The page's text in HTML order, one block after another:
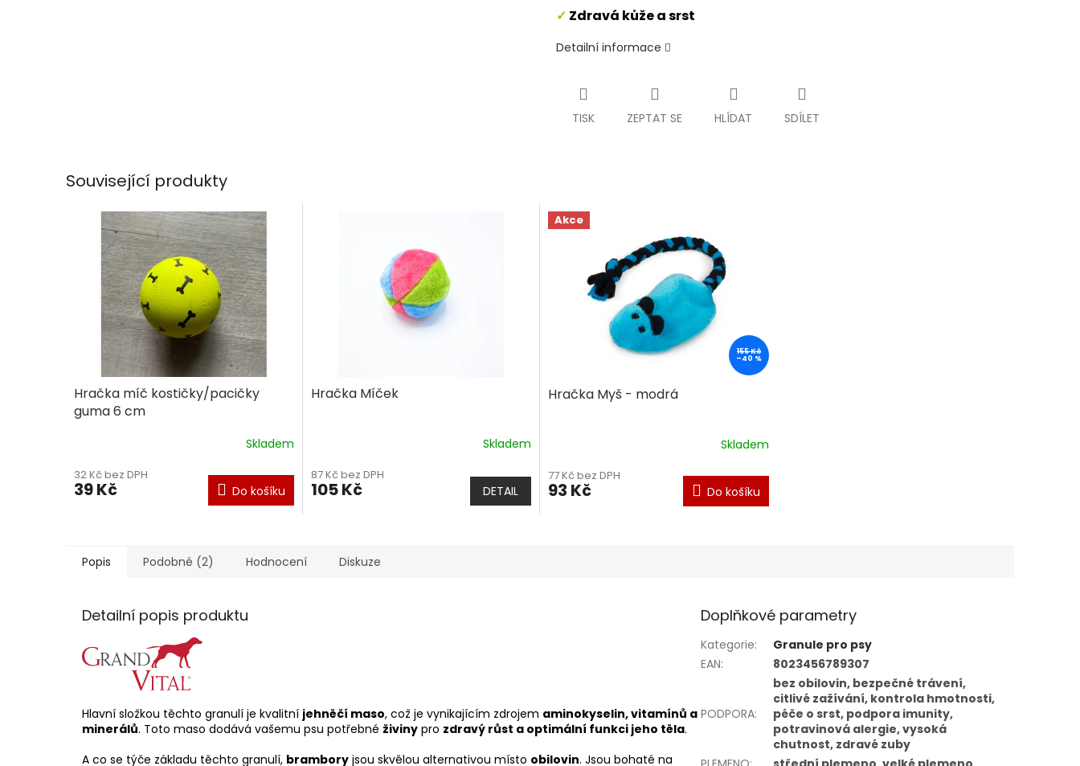
✓ Zdravá kůže a srst
Detailní informace
TISK ZEPTAT SE HLÍDAT SDÍLET
Související produkty
Hračka míč kostičky/pacičky
guma 6 cm
Skladem
32 Kč bez DPH
39 Kč Do košíku
Hračka Míček
Skladem
87 Kč bez DPH
105 Kč DETAIL
Akce
155 Kč
–40 %
Hračka Myš - modrá
produktu
je
Skladem
77 Kč bez DPH
93 Kč Do košíku
Popis Podobné (2) Hodnocení Diskuze
Detailní popis produktu
Hlavní složkou těchto granulí je kvalitní jehněčí maso, což je vynikajícím zdrojem aminokyselin, vitamínů a
minerálů. Toto maso dodává vašemu psu potřebné živiny pro zdravý růst a optimální funkci jeho těla.
A co se týče základu těchto granulí, brambory jsou skvělou alternativou místo obilovin. Jsou bohaté na
Doplňkové parametry
Kategorie:
Granule pro psy
EAN: 8023456789307
PODPORA:
bez obilovin, bezpečné trávení,
citlivé zažívání, kontrola hmotnosti,
péče o srst, podpora imunity,
potravinová alergie, vysoká
chutnost, zdravé zuby